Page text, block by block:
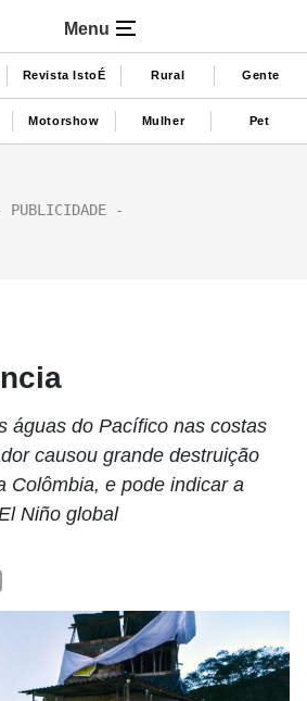
Menu
Revista IstoÉ Rural Gente
Motorshow Mulher Pet
águas do Pacífico nas costas
causou grande destruição
Colômbia, e pode indicar a
Niño global